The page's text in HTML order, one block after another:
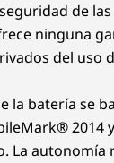
de
ninguna
del uso
la batería se
2014
La autonomía